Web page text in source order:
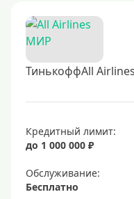
ТинькоффAll
Кредитный лимит:
до 1 000 000 ₽
Обслуживание:
Бесплатно